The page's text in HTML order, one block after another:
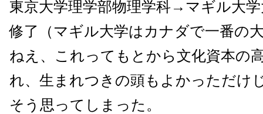
東京大学理学部物理学科→マギル大
修了（マギル大学はカナダで一番の
ねえ、これってもとから文化資本の
れ、生まれつきの頭もよかっただ
そう思ってしまった。